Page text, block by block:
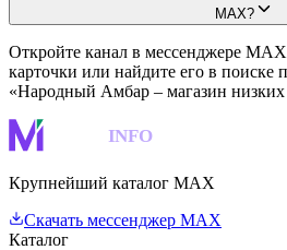
MAX?
Откройте канал в мессенджере
карточки или найдите его в
«Народный Амбар – магазин низких
INFO
Крупнейший каталог MAX
Скачать мессенджер MAX
Каталог